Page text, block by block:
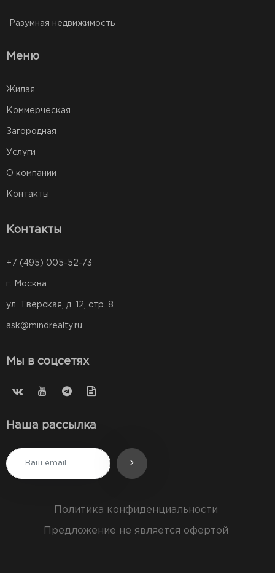
Разумная недвижимость
Меню
Жилая
Коммерческая
Загородная
Услуги
О компании
Контакты
Контакты
+7 (495) 005-52-73
г. Москва
ул. Тверская, д. 12, стр. 8
ask@mindrealty.ru
Мы в соцсетях
Наша рассылка
Политика конфиденциальности
Предложение не является офертой